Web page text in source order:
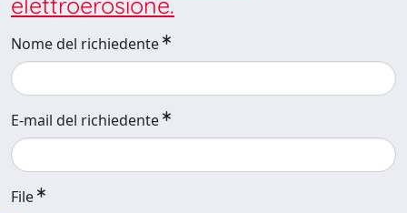
Nome del richiedente
E-mail del richiedente
File